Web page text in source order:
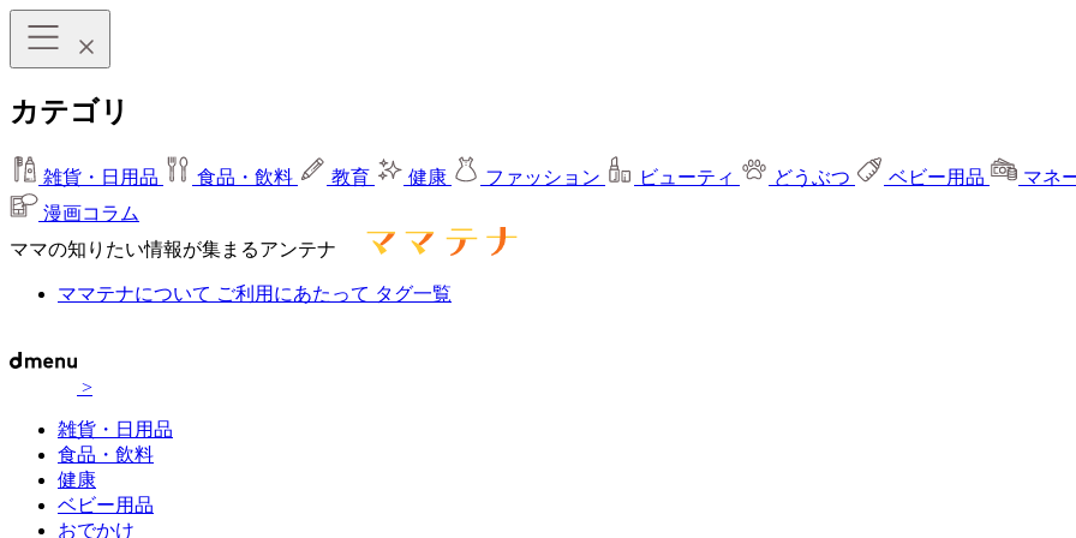
カテゴリ
雑貨・日用品 食品・飲料 教育 健康 ファッション ビューティ どうぶつ ベビー用品
マネ
漫画コラム
ママの知りたい情報が集まるアンテナ
ママテナについて ご利用にあたって タグ一覧
>
雑貨・日用品
食品・飲料
健康
ベビー用品
おでかけ